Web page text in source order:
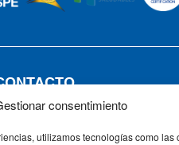
consentimiento
utilizamos tecnologías como las
Tel: +34 91 735 57 57 | Fax: 91